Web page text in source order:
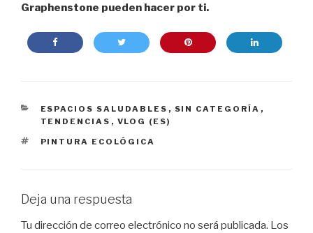
Graphenstone pueden hacer por ti.
CATEGORÍAS
ESPACIOS SALUDABLES , SIN CATEGORÍA ,
TENDENCIAS , VLOG (ES)
ETIQUETAS
PINTURA ECOLÓGICA
Deja una respuesta
Tu dirección de correo electrónico no será publicada. Los